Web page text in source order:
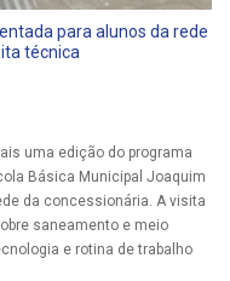
para alunos da rede
técnica
uma edição do programa
Básica Municipal Joaquim
da concessionária. A visita
saneamento e meio
e rotina de trabalho